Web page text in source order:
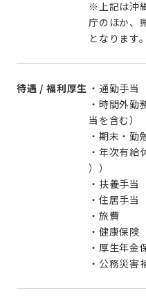
※上記は沖
庁のほか、
となります。
待遇 / 福利厚生 ・通勤手当
・時間外勤
当を含む）
・期末・勤
・年次有給
））
・扶養手当
・住居手当
・旅費
・健康保険
・厚生年金
・公務災害